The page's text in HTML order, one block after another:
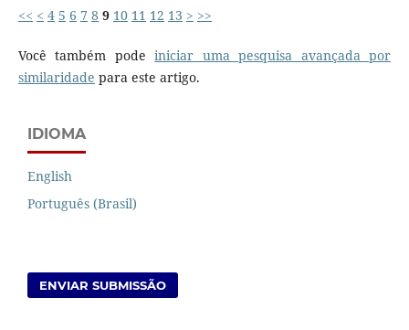
<< < 4 5 6 7 8 9 10 11 12 13 > >>
Você também podeiniciar uma pesquisa avançada por
similaridade para este artigo.
IDIOMA
English
Português (Brasil)
ENVIAR SUBMISSÃO